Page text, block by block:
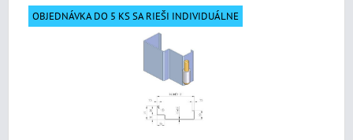
OBJEDNÁVKA DO 5 KS SA RIEŠI INDIVIDUÁLNE